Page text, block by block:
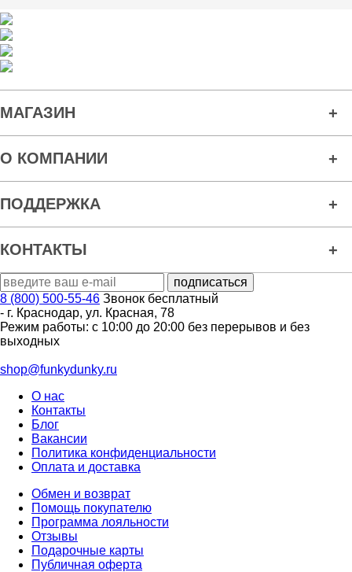
МАГАЗИН
О КОМПАНИИ
ПОДДЕРЖКА
КОНТАКТЫ
8 (800) 500-55-46 Звонок бесплатный
- г. Краснодар, ул. Красная, 78
Режим работы: с 10:00 до 20:00 без перерывов и без
выходных
shop@funkydunky.ru
О нас
Контакты
Блог
Вакансии
Политика конфиденциальности
Оплата и доставка
Обмен и возврат
Помощь покупателю
Программа лояльности
Отзывы
Подарочные карты
Публичная оферта